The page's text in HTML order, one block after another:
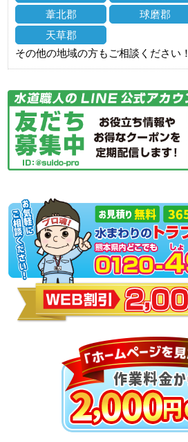
葦北郡
球磨郡
天草郡
その他の地域の方もご相談ください！